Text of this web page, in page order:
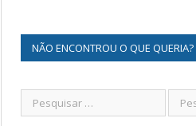
NÃO ENCONTROU O QUE QUERIA?